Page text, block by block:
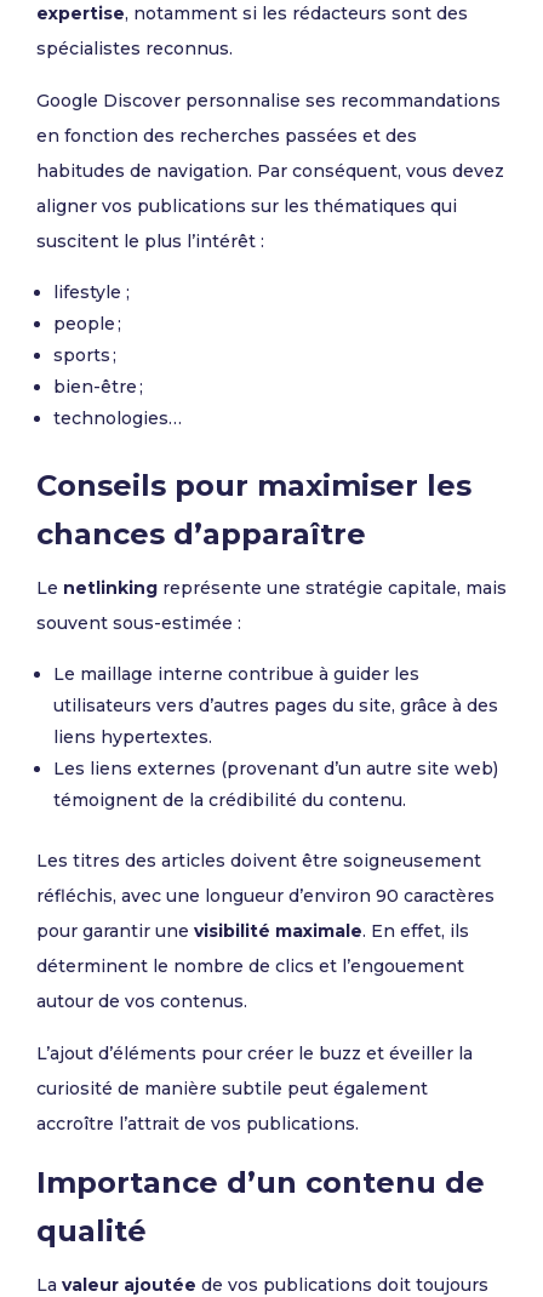
expertise, notamment si les rédacteurs sont des
spécialistes reconnus.
Google Discover personnalise ses recommandations
en fonction des recherches passées et des
habitudes de navigation. Par conséquent, vous devez
aligner vos publications sur les thématiques qui
suscitent le plus l’intérêt :
lifestyle ;
people ;
sports ;
bien-être ;
technologies…
Conseils pour maximiser les
chances d’apparaître
Le netlinking représente une stratégie capitale, mais
souvent sous-estimée :
Le maillage interne contribue à guider les
utilisateurs vers d’autres pages du site, grâce à des
liens hypertextes.
Les liens externes (provenant d’un autre site web)
témoignent de la crédibilité du contenu.
Les titres des articles doivent être soigneusement
réfléchis, avec une longueur d’environ 90 caractères
pour garantir une visibilité maximale. En effet, ils
déterminent le nombre de clics et l’engouement
autour de vos contenus.
L’ajout d’éléments pour créer le buzz et éveiller la
curiosité de manière subtile peut également
accroître l’attrait de vos publications.
Importance d’un contenu de
qualité
La valeur ajoutée de vos publications doit toujours